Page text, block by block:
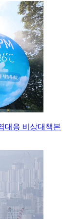
대응 비상대책본